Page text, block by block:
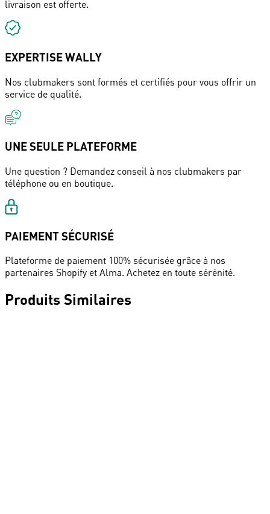
livraison est offerte.
EXPERTISE WALLY
Nos clubmakers sont formés et certifiés pour vous offrir un
service de qualité.
UNE SEULE PLATEFORME
Une question ? Demandez conseil à nos clubmakers par
téléphone ou en boutique.
PAIEMENT SÉCURISÉ
Plateforme de paiement 100% sécurisée grâce à nos
partenaires Shopify et Alma. Achetez en toute sérénité.
Produits Similaires